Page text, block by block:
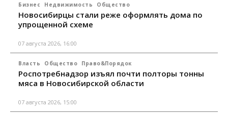
Бизнес Недвижимость Общество
Новосибирцы стали реже оформлять дома по
упрощенной схеме
07 августа 2026, 16:00
Власть Общество Право&Порядок
Роспотребнадзор изъял почти полторы тонны
мяса в Новосибирской области
07 августа 2026, 15:00